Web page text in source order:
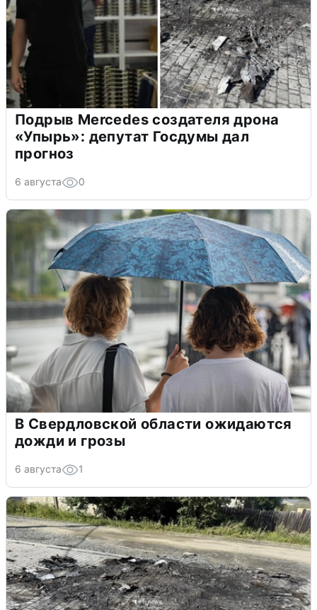
Подрыв Mercedes создателя дрона
«Упырь»: депутат Госдумы дал
прогноз
6 августа 0
В Свердловской области ожидаются
дожди и грозы
6 августа 1